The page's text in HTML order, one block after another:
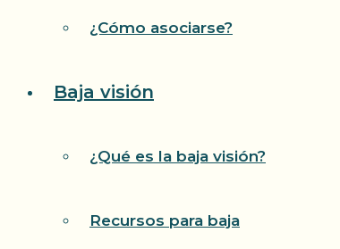
¿Cómo asociarse?
Baja visión
¿Qué es la baja visión?
Recursos para baja